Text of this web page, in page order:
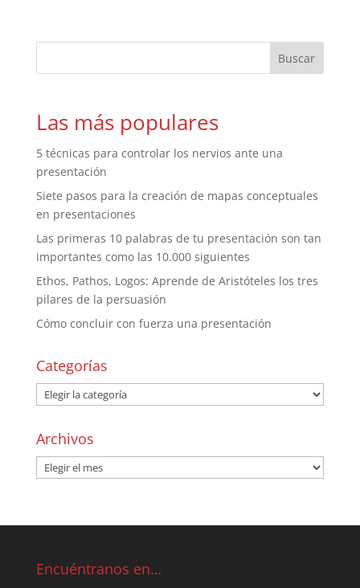
Las más populares
5 técnicas para controlar los nervios ante una
presentación
Siete pasos para la creación de mapas conceptuales
en presentaciones
Las primeras 10 palabras de tu presentación son tan
importantes como las 10.000 siguientes
Ethos, Pathos, Logos: Aprende de Aristóteles los tres
pilares de la persuasión
Cómo concluir con fuerza una presentación
Categorías
Archivos
Encuéntranos en…